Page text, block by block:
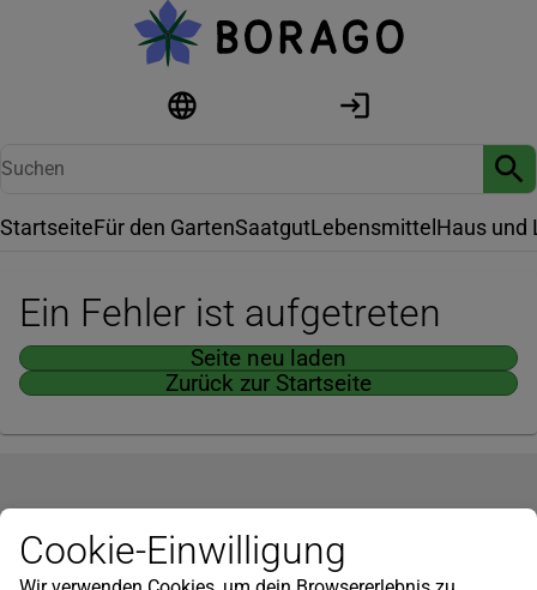
StartseiteFür den GartenSaatgutLebensmittel Haus und
Ein Fehler ist aufgetreten
Seite neu laden
Zurück zur Startseite
Newsletter
Cookie-Einwilligung